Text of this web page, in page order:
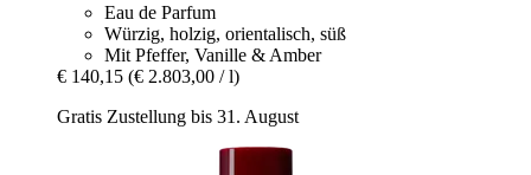
Eau de Parfum
Würzig, holzig, orientalisch, süß
Mit Pfeffer, Vanille & Amber
€ 140,15 (€ 2.803,00 / l)
Gratis Zustellung bis 31. August